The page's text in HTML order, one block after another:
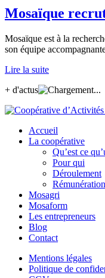
Mosaïque
Mosaïque est à la
son équipe
Lire la suite
+ d'actus
Accueil
La coopérative
Qu’est ce
Pour qui
Déroulement
Mosagri
Mosaform
Les entrepreneurs
Blog
Contact
Mentions légales
Politique de